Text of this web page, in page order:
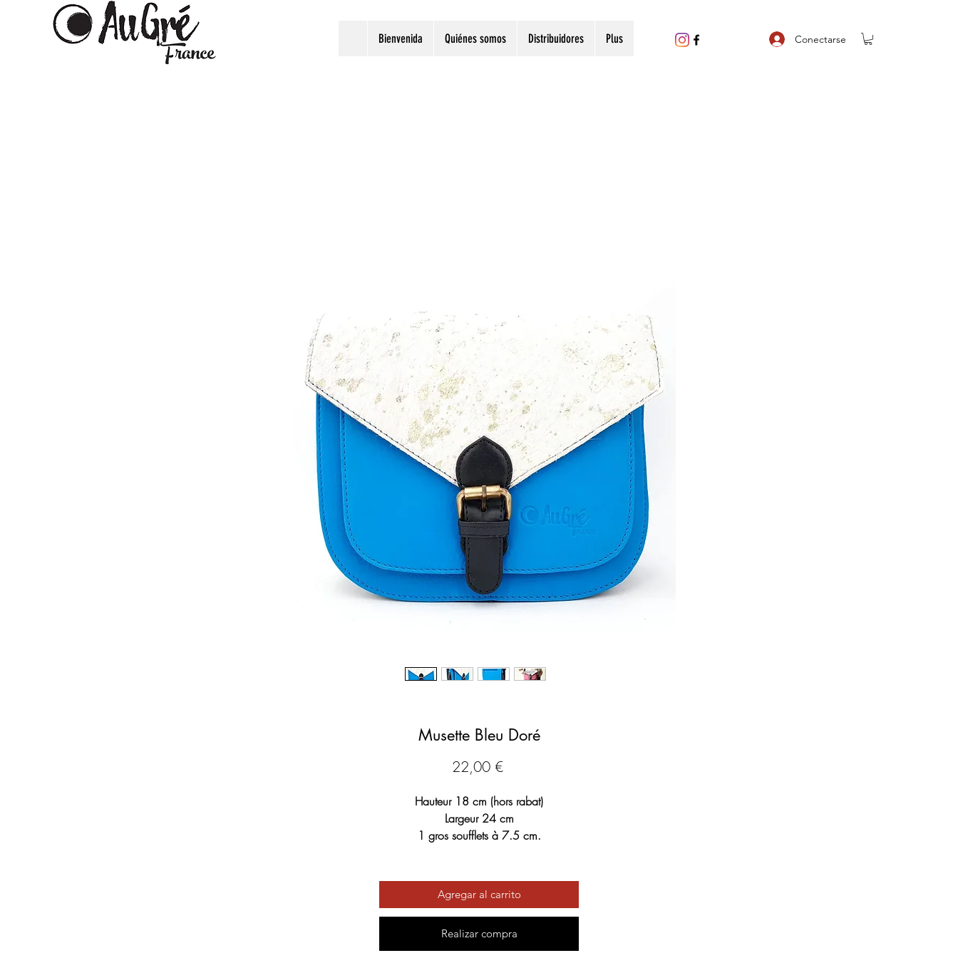
Bienvenida Quiénes somos Distribuidores Plus Conectarse
Musette Bleu Doré
22,00 €Precio
Hauteur 18 cm (hors rabat)
Largeur 24 cm
1 gros soufflets à 7.5 cm.
avec rabat fantaisie
Bandoulière ajustable.
A l'intérieur :
Agregar al carrito
Realizar compra